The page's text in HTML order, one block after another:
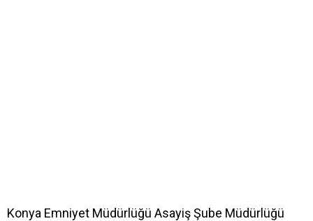
Konya Emniyet Müdürlüğü Asayiş Şube Müdürlüğü